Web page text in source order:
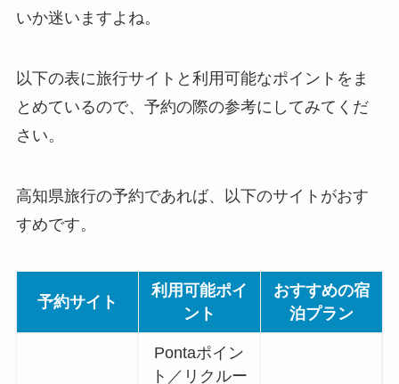
いか迷いますよね。
以下の表に旅行サイトと利用可能なポイントをま
とめているので、予約の際の参考にしてみてくだ
さい。
高知県旅行の予約であれば、以下のサイトがおす
すめです。
予約サイト
利用可能ポイ
ント
おすすめの宿
泊プラン
Pontaポイン
ト／リクルー